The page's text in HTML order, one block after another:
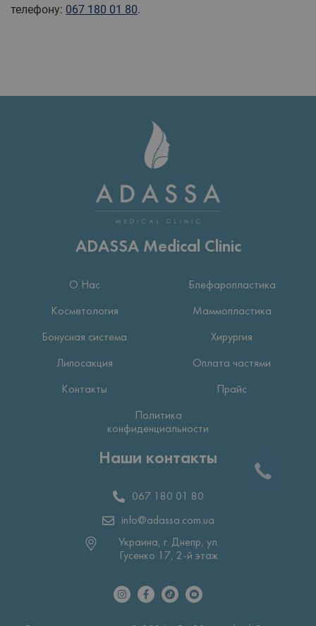
телефону: 067 180 01 80.
ADASSA Medical Clinic
О Нас Блефаропластика
Косметология Маммопластика
Бонусная система Хирургия
Липосакция Оплата частями
Контакты Прайс
Политика
конфиденциальности
Наши контакты
067 180 01 80
info@adassa.com.ua
Украина, г. Днепр, ул.
Гусенко 17, 2-й этаж